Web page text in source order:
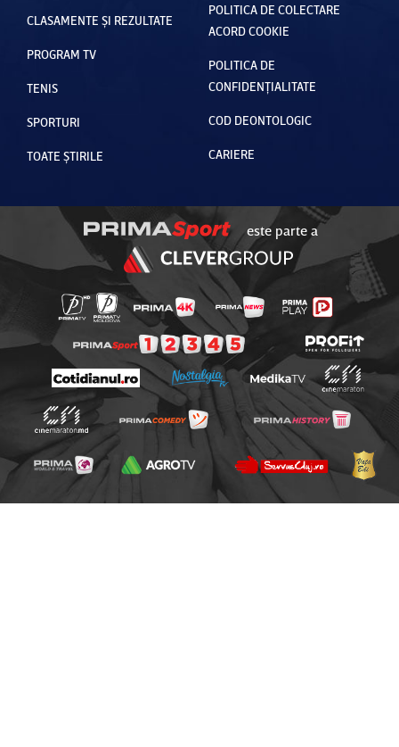
CLASAMENTE ȘI REZULTATE
PROGRAM TV
TENIS
SPORTURI
TOATE ȘTIRILE
POLITICA DE COLECTARE
ACORD COOKIE
POLITICA DE
CONFIDENȚIALITATE
COD DEONTOLOGIC
CARIERE
este parte a